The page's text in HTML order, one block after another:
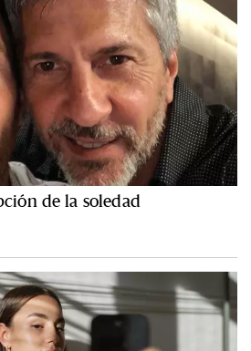
de la soledad